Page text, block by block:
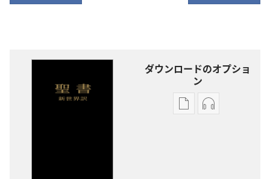
ダウンロードのオプショ
ン
出
オー